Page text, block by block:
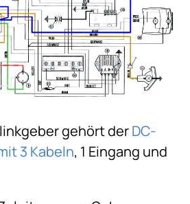
gehört derDC-
3 Kabeln, 1 Eingang und